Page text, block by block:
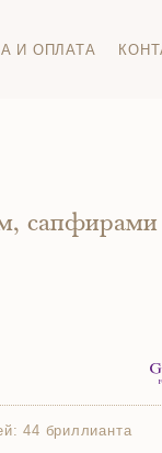
И ОПЛАТА
сапфирами
44 бриллианта